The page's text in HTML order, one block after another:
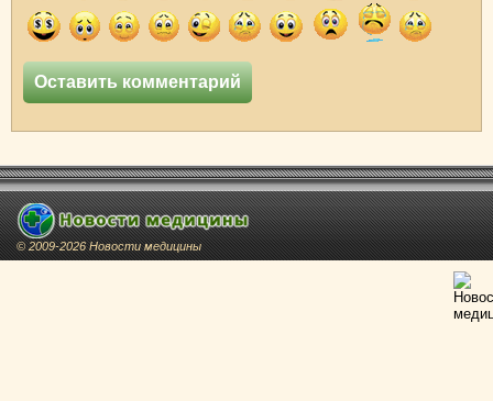
© 2009-2026 Новости медицины